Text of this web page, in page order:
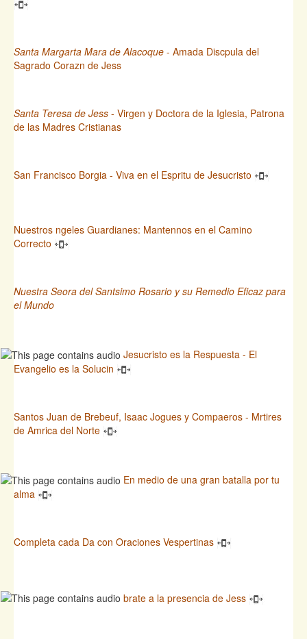
Santa Margarta Mara de Alacoque - Amada Discpula del
Sagrado Corazn de Jess
Santa Teresa de Jess - Virgen y Doctora de la Iglesia, Patrona
de las Madres Cristianas
San Francisco Borgia - Viva en el Espritu de Jesucristo
Nuestros ngeles Guardianes: Mantennos en el Camino
Correcto
Nuestra Seora del Santsimo Rosario y su Remedio Eficaz para
el Mundo
Jesucristo es la Respuesta - El
Evangelio es la Solucin
Santos Juan de Brebeuf, Isaac Jogues y Compaeros - Mrtires
de Amrica del Norte
En medio de una gran batalla por tu
alma
Completa cada Da con Oraciones Vespertinas
brate a la presencia de Jess